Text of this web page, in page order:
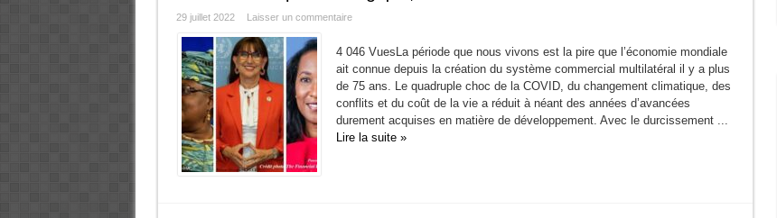
29 juillet 2022 Laisser un commentaire
4 046 VuesLa période que nous vivons est la pire que l’économie mondiale
ait connue depuis la création du système commercial multilatéral il y a plus
de 75 ans. Le quadruple choc de la COVID, du changement climatique, des
conflits et du coût de la vie a réduit à néant des années d’avancées
durement acquises en matière de développement. Avec le durcissement ...
Lire la suite »